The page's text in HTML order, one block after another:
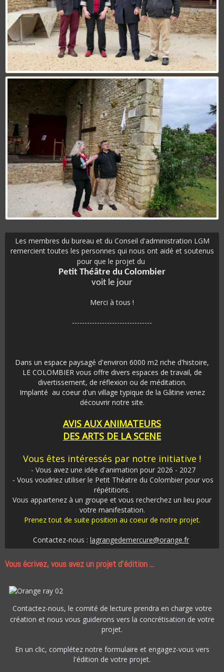
Les membres du bureau et du Conseil d'administration LGM
remercient toutes les personnes qui nous ont aidé et soutenus
pour que le projet du
Petit Théâtre du Colombier
voit le jour
Merci à tous !
--------------------------------
Dans un espace paysagé d'environ 6000 m2 riche d'histoire,
LE COLOMBIER vous offre divers espaces de travail, de
divertissement, de réflexion ou de méditation.
Implanté au coeur d'un village typique de la Gâtine venez
découvrir notre site.
AVIS AUX ANIMATEURS
DES ARTS DE LA SCENE
Vous êtes intéressés par notre initiative !
- Vous avez une idée d'animation pour 2026 - 2027
- Vous voudriez utiliser le Petit Théatre du Colombier pour vos
répétitions.
Vous appartenez à un groupe et vous recherchez un lieu pour
votre manifestation.
Prenez tout de suite position au coeur de notre projet.
Contactez-nous : lagrangedemercure@orange.fr
Vous écrivez, vous avez un projet d'édition ...
Contactez-nous, le comité de lecture prendra en charge votre
création et nous vous guiderons vers la concrétisation de votre
projet.
En un clic, complétez notre formulaire et engagez-vous vers
l'édition de votre projet.